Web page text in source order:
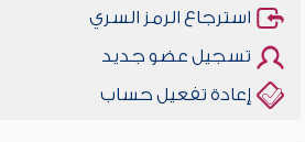
استرجاع الرمز السري
تسجيل عضو جديد
إعادة تفعيل حساب